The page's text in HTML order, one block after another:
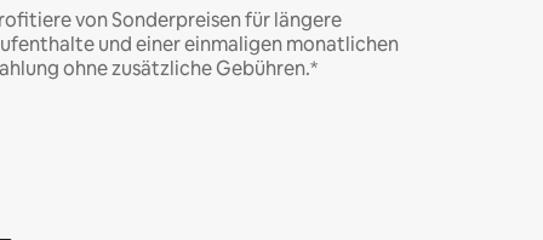
von Sonderpreisen für längere
und einer einmaligen monatlichen
ohne zusätzliche Gebühren.*